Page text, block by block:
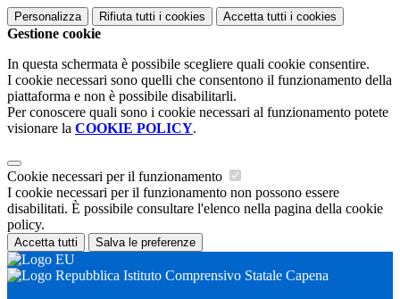
Personalizza Rifiuta tutti i cookies Accetta tutti i cookies
Gestione cookie
In questa schermata è possibile scegliere quali cookie consentire.
I cookie necessari sono quelli che consentono il funzionamento della
piattaforma e non è possibile disabilitarli.
Per conoscere quali sono i cookie necessari al funzionamento potete
visionare la COOKIE POLICY.
Cookie necessari per il funzionamento
I cookie necessari per il funzionamento non possono essere
disabilitati. È possibile consultare l'elenco nella pagina della cookie
policy.
Accetta tutti Salva le preferenze
Istituto Comprensivo Statale Capena